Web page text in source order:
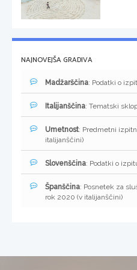
NAJNOVEJŠA GRADIVA
Madžarščina: Podatki o
Italijanščina: Tematski
Umetnost: Predmetni
italijanščini)
Slovenščina: Podatki o
Španščina: Posnetek za
rok 2020 (v italijanščini)